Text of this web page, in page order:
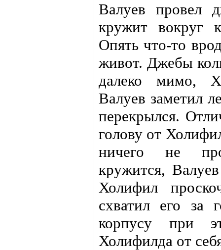
Валуев провел
кружит вокруг
Опять что-то
живот. Джебы
далеко мимо,
Валуев заметил
перекрылся.
голову от
ничего не
кружится,
Холифил
схватил его за
корпусу при
Холифилда от